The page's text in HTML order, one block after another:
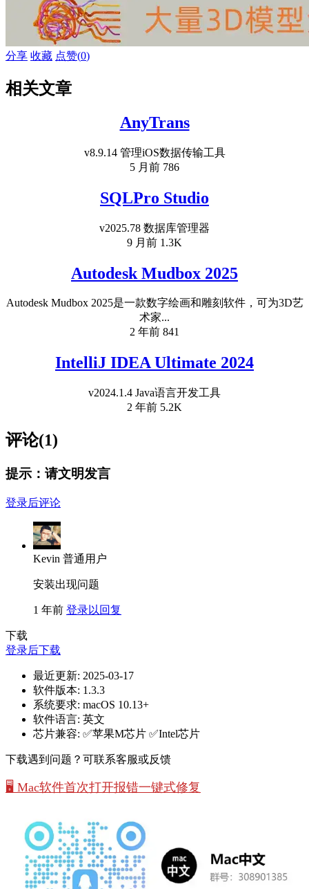
分享 收藏 点赞(0)
相关文章
AnyTrans
v8.9.14 管理iOS数据传输工具
5 月前 786
SQLPro Studio
v2025.78 数据库管理器
9 月前 1.3K
Autodesk Mudbox 2025
Autodesk Mudbox 2025是一款数字绘画和雕刻软件，可为3D艺
术家...
2 年前 841
IntelliJ IDEA Ultimate 2024
v2024.1.4 Java语言开发工具
2 年前 5.2K
评论(1)
提示：请文明发言
登录后评论
Kevin 普通用户
安装出现问题
1 年前 登录以回复
下载
登录后下载
最近更新: 2025-03-17
软件版本: 1.3.3
系统要求: macOS 10.13+
软件语言: 英文
芯片兼容: ✅苹果M芯片 ✅Intel芯片
下载遇到问题？可联系客服或反馈
🖥️ Mac软件首次打开报错一键式修复